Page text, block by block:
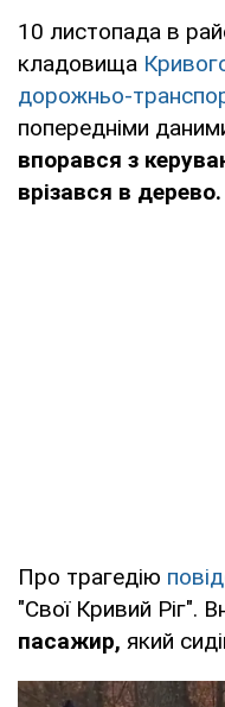
10 листопада в
кладовища
дорожньо-
попередніми
впорався з
врізався в дерево.
Про трагедію
"Свої Кривий Ріг".
пасажир, який